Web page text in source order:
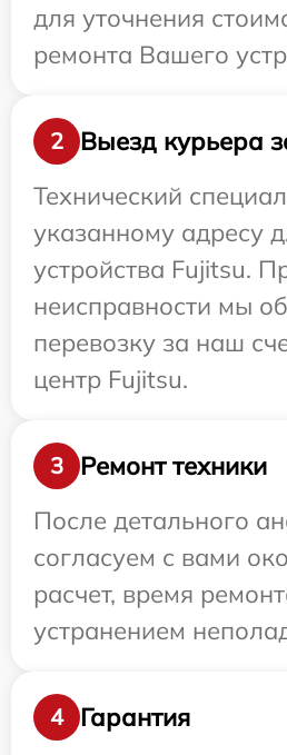
для уточнения
ремонта Вашего
2
Выезд курьера
Технический
указанному адресу
устройства Fujitsu.
неисправности мы
перевозку за наш
центр Fujitsu.
3
Ремонт техники
После детального
согласуем с вами
расчет, время
устранением
4
Гарантия